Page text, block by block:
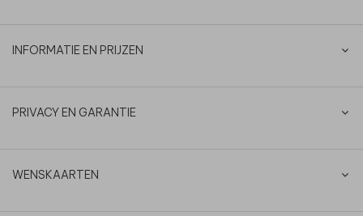
INFORMATIE EN PRIJZEN
PRIVACY EN GARANTIE
WENSKAARTEN